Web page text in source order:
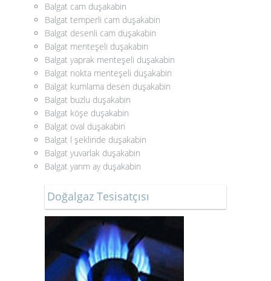
Balgat cam duşakabin
Balgat temperli cam duşakabin
Balgat desenli cam duşakabin
Balgat menteşeli duşakabin
Balgat yaprak menteşeli duşakabin
Balgat nokta menteşeli duşakabin
Balgat kumlama desen duşakabin
Balgat buzlu duşakabin
Balgat köşe duşakabin
Balgat oval duşakabin
Balgat l şeklinde duşakabin
Balgat yuvarlak duşakabin
Balgat yarım ay duşakabin
Doğalgaz Tesisatçısı